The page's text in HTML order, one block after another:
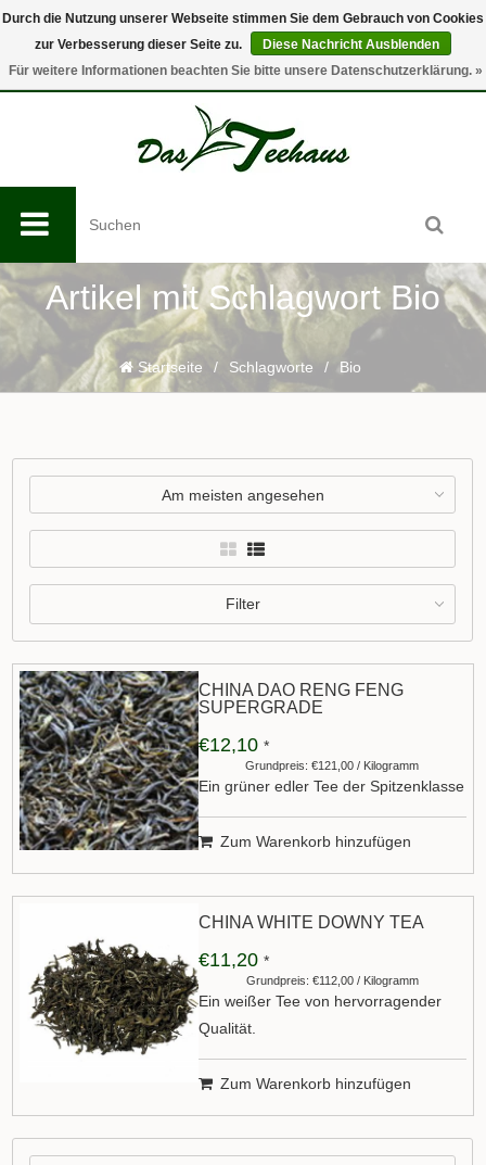
0
Artikel mit Schlagwort Bio
Startseite / Schlagworte / Bio
Am meisten angesehen
Filter
CHINA DAO RENG FENG
SUPERGRADE
€12,10 *
Grundpreis: €121,00 / Kilogramm
Ein grüner edler Tee der Spitzenklasse
Zum Warenkorb hinzufügen
CHINA WHITE DOWNY TEA
€11,20 *
Grundpreis: €112,00 / Kilogramm
Ein weißer Tee von hervorragender
Qualität.
Zum Warenkorb hinzufügen
Durch die Nutzung unserer Webseite stimmen Sie dem Gebrauch von Cookies
zur Verbesserung dieser Seite zu.
Diese Nachricht Ausblenden
Für weitere Informationen beachten Sie bitte unsere Datenschutzerklärung. »